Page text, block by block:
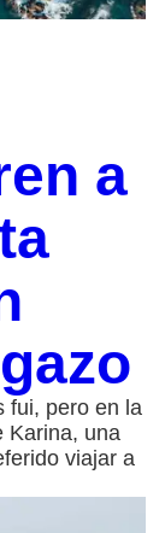
a
fui, pero en la
Karina, una
viajar a